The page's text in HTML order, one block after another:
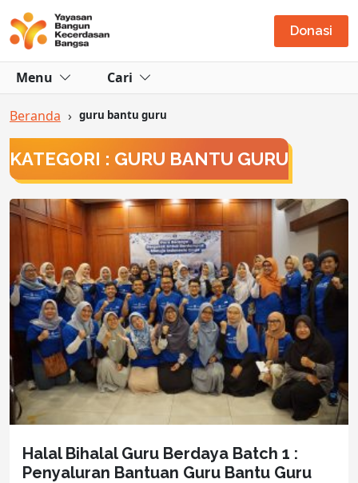
Donasi
Menu Cari
Beranda › guru bantu guru
KATEGORI : GURU BANTU GURU
Halal Bihalal Guru Berdaya Batch 1 :
Penyaluran Bantuan Guru Bantu Guru